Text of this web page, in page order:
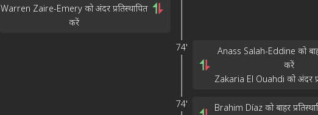
Warren Zaire-Emery को अंदर प्रतिस्थापित
करें
74'
Anass Salah-Eddine को
करें
Zakaria El Ouahdi को अंदर
74'
Brahim Díaz को बाहर